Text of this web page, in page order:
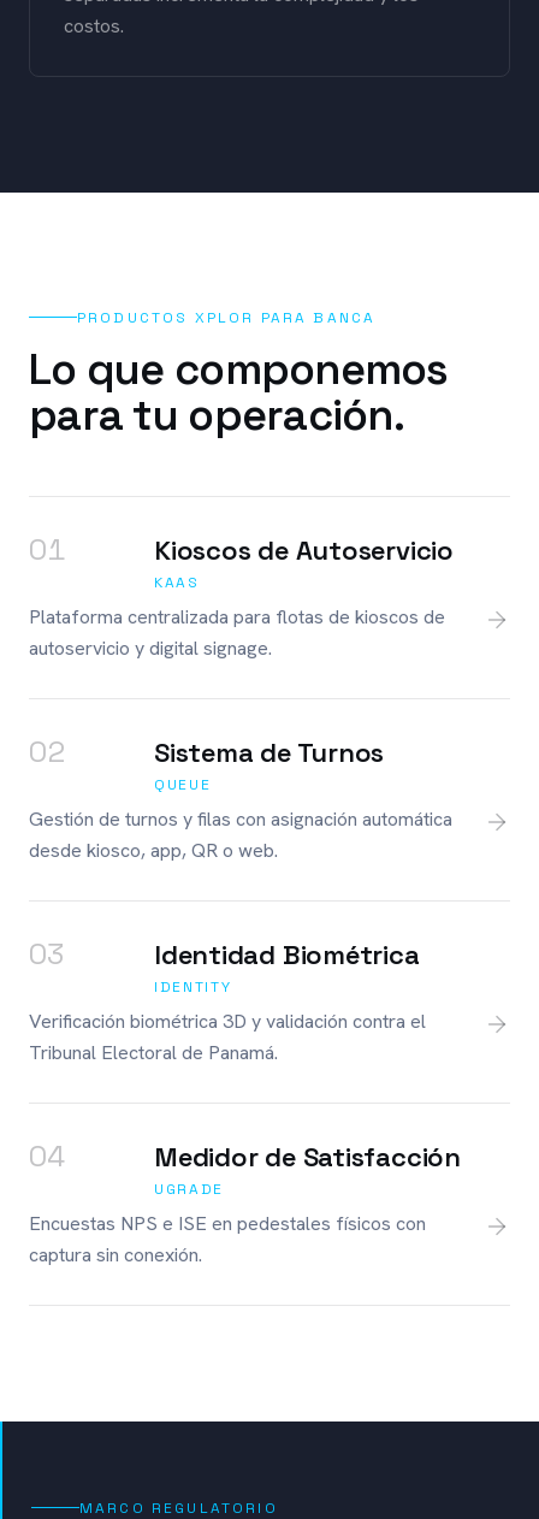
costos.
PRODUCTOS XPLOR PARABANCA
Lo que componemos
para tu operación.
01 Kioscos de Autoservicio
KAAS
Plataforma centralizada para flotas de kioscos de
autoservicio y digital signage.
02 Sistema de Turnos
QUEUE
Gestión de turnos y filas con asignación automática
desde kiosco, app, QR o web.
03 Identidad Biométrica
IDENTITY
Verificación biométrica 3D y validación contra el
Tribunal Electoral de Panamá.
04 Medidor de Satisfacción
UGRADE
Encuestas NPS e ISE en pedestales físicos con
captura sin conexión.
MARCO REGULATORIO